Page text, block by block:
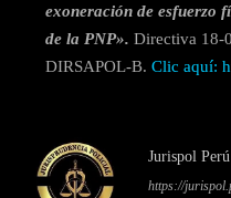
exoneración de esfuerzo
de la PNP». Directiva 18-
DIRSAPOL-B. Clic aquí:
Jurispol Perú
https://